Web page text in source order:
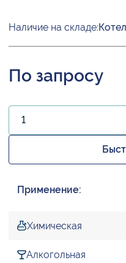
Наличие на складе:
По запросу
Применение:
Химическая
Алкогольная